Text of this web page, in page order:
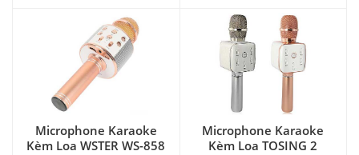
Microphone Karaoke
Kèm Loa WSTER WS-858
Microphone Karaoke
Kèm Loa TOSING 2